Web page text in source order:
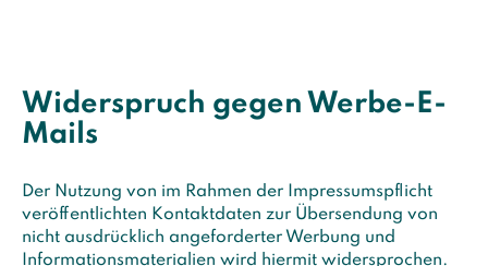
Widerspruch gegen Werbe-E-
Mails
Der Nutzung von im Rahmen der Impressumspflicht
veröffentlichten Kontaktdaten zur Übersendung von
nicht ausdrücklich angeforderter Werbung und
Informationsmaterialien wird hiermit widersprochen.